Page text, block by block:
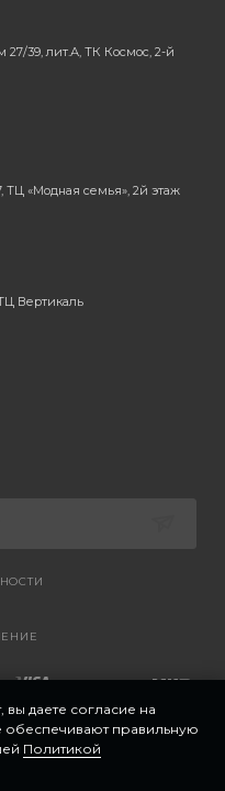
27/39, лит.А, ТК Космос, 2-й
ТЦ «Модная семья», 2й этаж
Вертикаль
даете согласие на
обеспечивают правильную
Политикой